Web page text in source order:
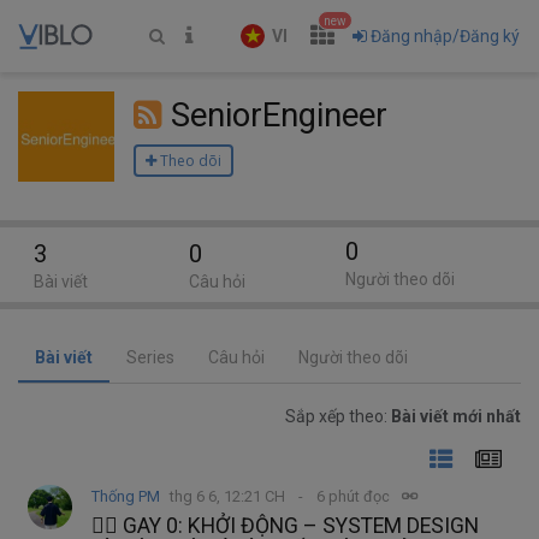
VI
new
Đăng nhập/Đăng ký
SeniorEngineer
Theo dõi
Bài viết Series Câu hỏi Người theo dõi
Sắp xếp theo: Bài viết mới nhất
Thống PM thg 6 6, 12:21 CH 6 phút đọc
🏳️‍🌈 GAY 0: KHỞI ĐỘNG – SYSTEM DESIGN
3
Bài viết
0
Câu hỏi
0
Người theo dõi